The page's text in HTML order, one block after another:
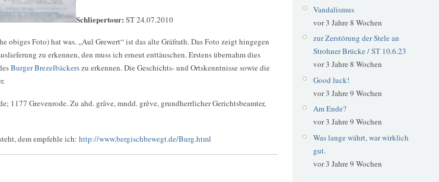
Schliepertour: ST 24.07.2010
Foto) hat was. „Aul Grewert“ ist das alte Gräfrath. Das Foto zeigt hingegen
zu erkennen, den muss ich erneut enttäuschen. Erstens übernahm dies
Burger Brezelbäckerszu erkennen. Die Geschichts- und Ortskenntnisse sowie die
1177 Grevenrode. Zu ahd. grâve, mndd. grêve, grundherrlicher Gerichtsbeamter,
dem empfehle ich: http://www.bergischbewegt.de/Burg.html
Vandalismus
vor 3 Jahre 8 Wochen
zur Zerstörung der Stele an
Strohner Brücke / ST 10.6.23
vor 3 Jahre 8 Wochen
Good luck!
vor 3 Jahre 9 Wochen
Am Ende?
vor 3 Jahre 9 Wochen
Was lange währt, war wirklich
gut.
vor 3 Jahre 9 Wochen